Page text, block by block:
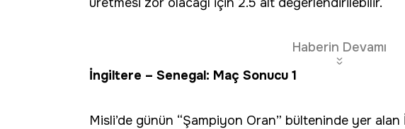
Haberin Devamı
İngiltere – Senegal: Maç Sonucu 1
Misli’de günün “Şampiyon Oran” bülteninde yer